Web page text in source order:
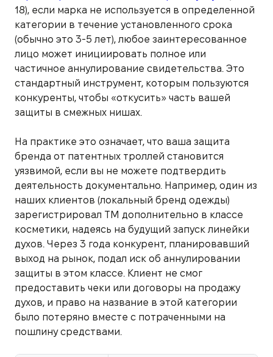
18), если марка не используется в определенной
категории в течение установленного срока
(обычно это 3-5 лет), любое заинтересованное
лицо может инициировать полное или
частичное аннулирование свидетельства. Это
стандартный инструмент, которым пользуются
конкуренты, чтобы «откусить» часть вашей
защиты в смежных нишах.
На практике это означает, что ваша защита
бренда от патентных троллей становится
уязвимой, если вы не можете подтвердить
деятельность документально. Например, один из
наших клиентов (локальный бренд одежды)
зарегистрировал ТМ дополнительно в классе
косметики, надеясь на будущий запуск линейки
духов. Через 3 года конкурент, планировавший
выход на рынок, подал иск об аннулировании
защиты в этом классе. Клиент не смог
предоставить чеки или договоры на продажу
духов, и право на название в этой категории
было потеряно вместе с потраченными на
пошлину средствами.